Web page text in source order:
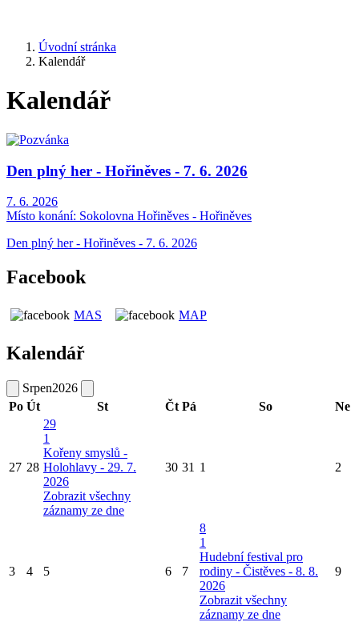
Úvodní stránka
Kalendář
Kalendář
Den plný her - Hořiněves - 7. 6. 2026
7. 6. 2026
Místo konání: Sokolovna Hořiněves - Hořiněves
Den plný her - Hořiněves - 7. 6. 2026
Facebook
MAS MAP
Kalendář
Srpen2026
Po Út St Čt Pá So Ne
27 28
29
1
Kořeny smyslů -
Holohlavy - 29. 7.
2026
Zobrazit všechny
záznamy ze dne
30 31 1 2
3 4 5 6 7
8
1
Hudební festival pro
rodiny - Čistěves - 8. 8.
2026
Zobrazit všechny
záznamy ze dne
9